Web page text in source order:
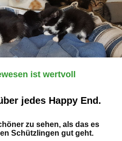
ist wertvoll
jedes Happy End.
zu sehen, als das es
Schützlingen gut geht.